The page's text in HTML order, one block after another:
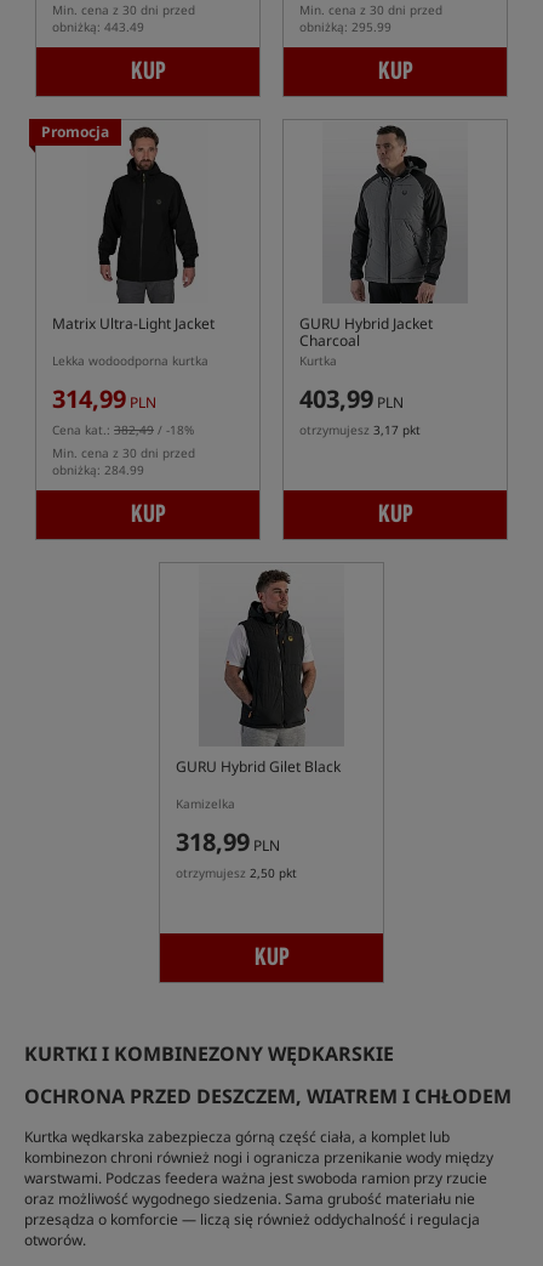
Min. cena z 30 dni przed
obniżką: 443.49
KUP
Min. cena z 30 dni przed
obniżką: 295.99
KUP
Promocja
Matrix Ultra-Light Jacket
Lekka wodoodporna kurtka
314,99 PLN
Cena kat.: 382,49 / -18%
Min. cena z 30 dni przed
obniżką: 284.99
KUP
GURU Hybrid Jacket
Charcoal
Kurtka
403,99 PLN
otrzymujesz 3,17 pkt
KUP
GURU Hybrid Gilet Black
Kamizelka
318,99 PLN
otrzymujesz 2,50 pkt
KUP
KURTKI I KOMBINEZONY WĘDKARSKIE
OCHRONA PRZED DESZCZEM, WIATREM I CHŁODEM
Kurtka wędkarska zabezpiecza górną część ciała, a komplet lub
kombinezon chroni również nogi i ogranicza przenikanie wody między
warstwami. Podczas feedera ważna jest swoboda ramion przy rzucie
oraz możliwość wygodnego siedzenia. Sama grubość materiału nie
przesądza o komforcie — liczą się również oddychalność i regulacja
otworów.